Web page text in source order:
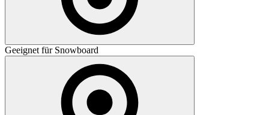
Geeignet für Snowboard